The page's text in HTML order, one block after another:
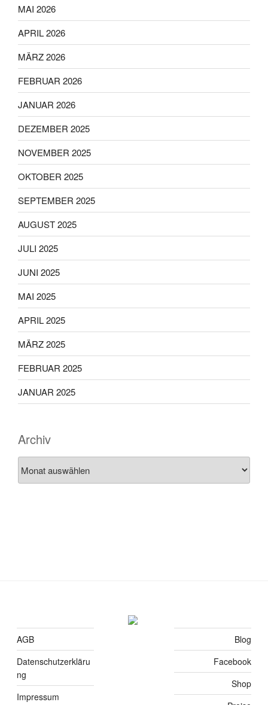
MAI 2026
APRIL 2026
MÄRZ 2026
FEBRUAR 2026
JANUAR 2026
DEZEMBER 2025
NOVEMBER 2025
OKTOBER 2025
SEPTEMBER 2025
AUGUST 2025
JULI 2025
JUNI 2025
MAI 2025
APRIL 2025
MÄRZ 2025
FEBRUAR 2025
JANUAR 2025
Archiv
AGB
Datenschutzerkläru
ng
Impressum
Blog
Facebook
Shop